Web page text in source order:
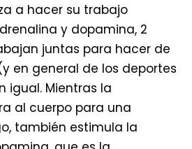
a hacer su trabajo
y dopamina, 2
juntas para hacer de
en general de los deportes
igual. Mientras la
al cuerpo para una
también estimula la